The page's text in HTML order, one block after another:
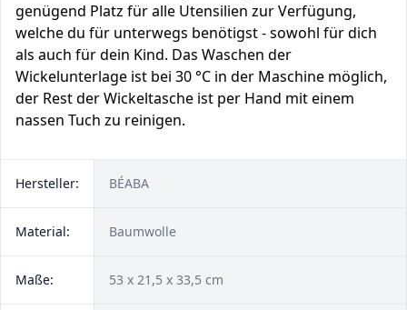
genügend Platz für alle Utensilien zur Verfügung,
welche du für unterwegs benötigst - sowohl für dich
als auch für dein Kind. Das Waschen der
Wickelunterlage ist bei 30 °C in der Maschine möglich,
der Rest der Wickeltasche ist per Hand mit einem
nassen Tuch zu reinigen.
Hersteller: BÉABA
Material: Baumwolle
Maße: 53 x 21,5 x 33,5 cm